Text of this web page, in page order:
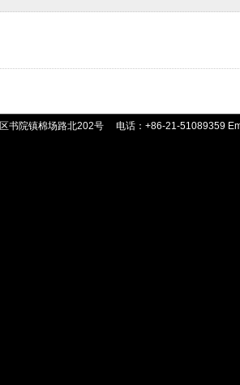
书院镇棉场路北202号 电话：+86-21-51089359